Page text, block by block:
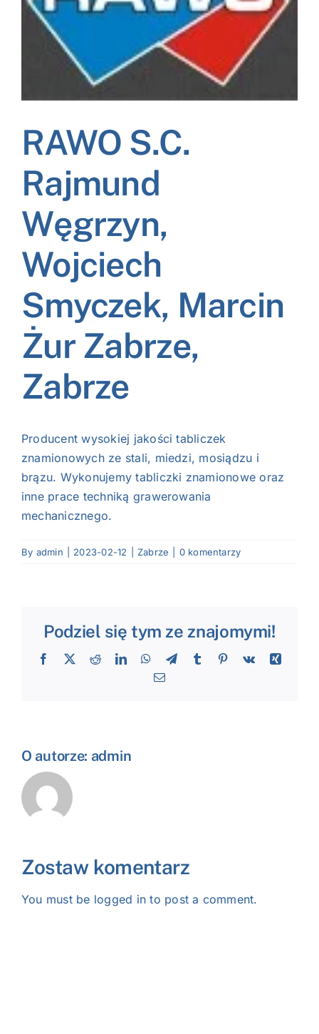
NASI EKSPERCI
GALERIA
SĄD ARBITRAŻOWY
KOMITETY
MARKA ŚLĄSKIE
KONTAKT
RAWO S.C.
Rajmund
Węgrzyn,
Wojciech
Smyczek, Marcin
Żur Zabrze,
Zabrze
Producent wysokiej jakości tabliczek
znamionowych ze stali, miedzi, mosiądzu i
brązu. Wykonujemy tabliczki znamionowe oraz
inne prace techniką grawerowania
mechanicznego.
By admin 2023-02-12 Zabrze 0 komentarzy
Podziel się tym ze znajomymi!
Facebook
X RedditLinkedInWhatsApp
TelegramTumblr Pinterest
Vk
Xing
Email
O autorze: admin
Zostaw komentarz
You must be logged in to post a comment.